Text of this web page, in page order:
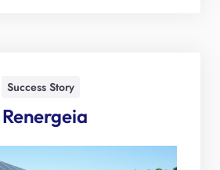
Success Story
Renergeia